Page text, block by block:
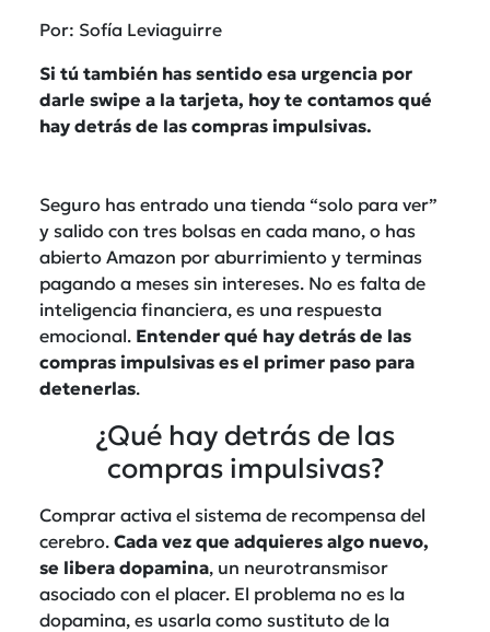
Por: Sofía Leviaguirre
Si tú también has sentido esa urgencia por
darle swipe a la tarjeta, hoy te contamos qué
hay detrás de las compras impulsivas.
Seguro has entrado una tienda “solo para ver”
y salido con tres bolsas en cada mano, o has
abierto Amazon por aburrimiento y terminas
pagando a meses sin intereses. No es falta de
inteligencia financiera, es una respuesta
emocional. Entender qué hay detrás de las
compras impulsivas es el primer paso para
detenerlas.
¿Qué hay detrás de las
compras impulsivas?
Comprar activa el sistema de recompensa del
cerebro. Cada vez que adquieres algo nuevo,
se libera dopamina, un neurotransmisor
asociado con el placer. El problema no es la
dopamina, es usarla como sustituto de la